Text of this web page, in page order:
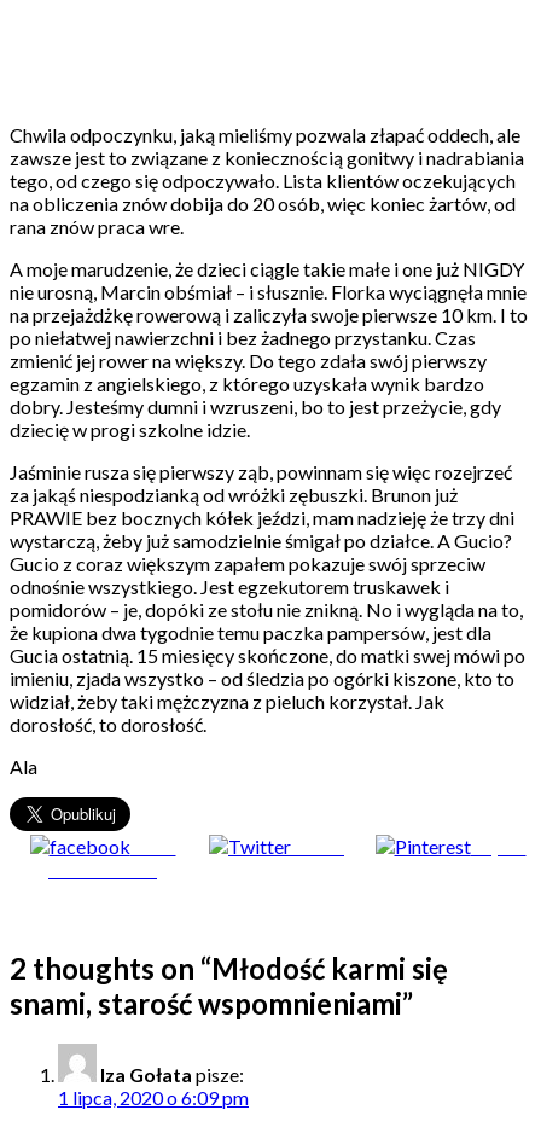
Chwila odpoczynku, jaką mieliśmy pozwala złapać oddech, ale
zawsze jest to związane z koniecznością gonitwy i nadrabiania
tego, od czego się odpoczywało. Lista klientów oczekujących
na obliczenia znów dobija do 20 osób, więc koniec żartów, od
rana znów praca wre.
A moje marudzenie, że dzieci ciągle takie małe i one już NIGDY
nie urosną, Marcin obśmiał – i słusznie. Florka wyciągnęła mnie
na przejażdżkę rowerową i zaliczyła swoje pierwsze 10 km. I to
po niełatwej nawierzchni i bez żadnego przystanku. Czas
zmienić jej rower na większy. Do tego zdała swój pierwszy
egzamin z angielskiego, z którego uzyskała wynik bardzo
dobry. Jesteśmy dumni i wzruszeni, bo to jest przeżycie, gdy
dziecię w progi szkolne idzie.
Jaśminie rusza się pierwszy ząb, powinnam się więc rozejrzeć
za jakąś niespodzianką od wróżki zębuszki. Brunon już
PRAWIE bez bocznych kółek jeździ, mam nadzieję że trzy dni
wystarczą, żeby już samodzielnie śmigał po działce. A Gucio?
Gucio z coraz większym zapałem pokazuje swój sprzeciw
odnośnie wszystkiego. Jest egzekutorem truskawek i
pomidorów – je, dopóki ze stołu nie znikną. No i wygląda na to,
że kupiona dwa tygodnie temu paczka pampersów, jest dla
Gucia ostatnią. 15 miesięcy skończone, do matki swej mówi po
imieniu, zjada wszystko – od śledzia po ogórki kiszone, kto to
widział, żeby taki mężczyzna z pieluch korzystał. Jak
dorosłość, to dorosłość.
Ala
Zapisz
2 thoughts on “Młodość karmi się
snami, starość wspomnieniami”
Iza Gołata pisze:
1 lipca, 2020 o 6:09 pm